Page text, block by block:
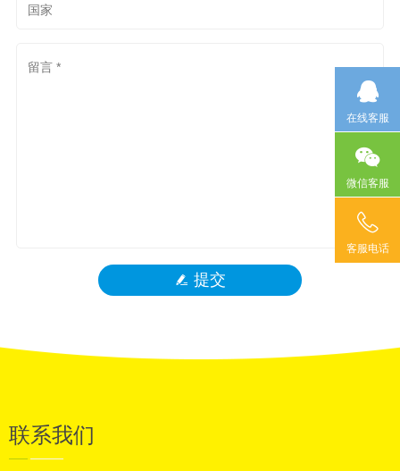
提交
联系我们
在线客服
微信客服
客服电话